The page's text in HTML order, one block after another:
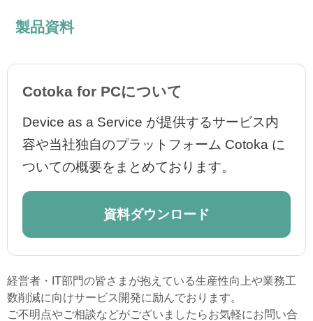
製品資料
Cotoka for PCについて
Device as a Service が提供するサービス内
容や当社独自のプラットフォーム Cotoka に
ついての概要をまとめております。
資料ダウンロード
経営者・IT部門の皆さまが抱えている生産性向上や業務工
数削減に向けサービス開発に励んでおります。
ご不明点やご相談などがございましたらお気軽にお問い合